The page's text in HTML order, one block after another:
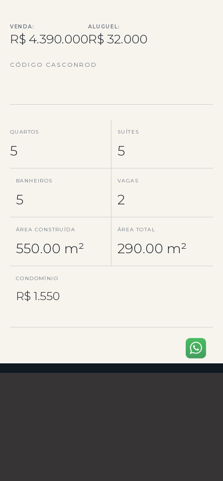
VENDA:
R$ 4.390.000
ALUGUEL:
R$ 32.000
CÓDIGO CASCONROD
QUARTOS
5
SUÍTES
5
BANHEIROS
5
VAGAS
2
ÁREA CONSTRUÍDA
550.00 m²
ÁREA TOTAL
290.00 m²
CONDOMÍNIO
R$ 1.550